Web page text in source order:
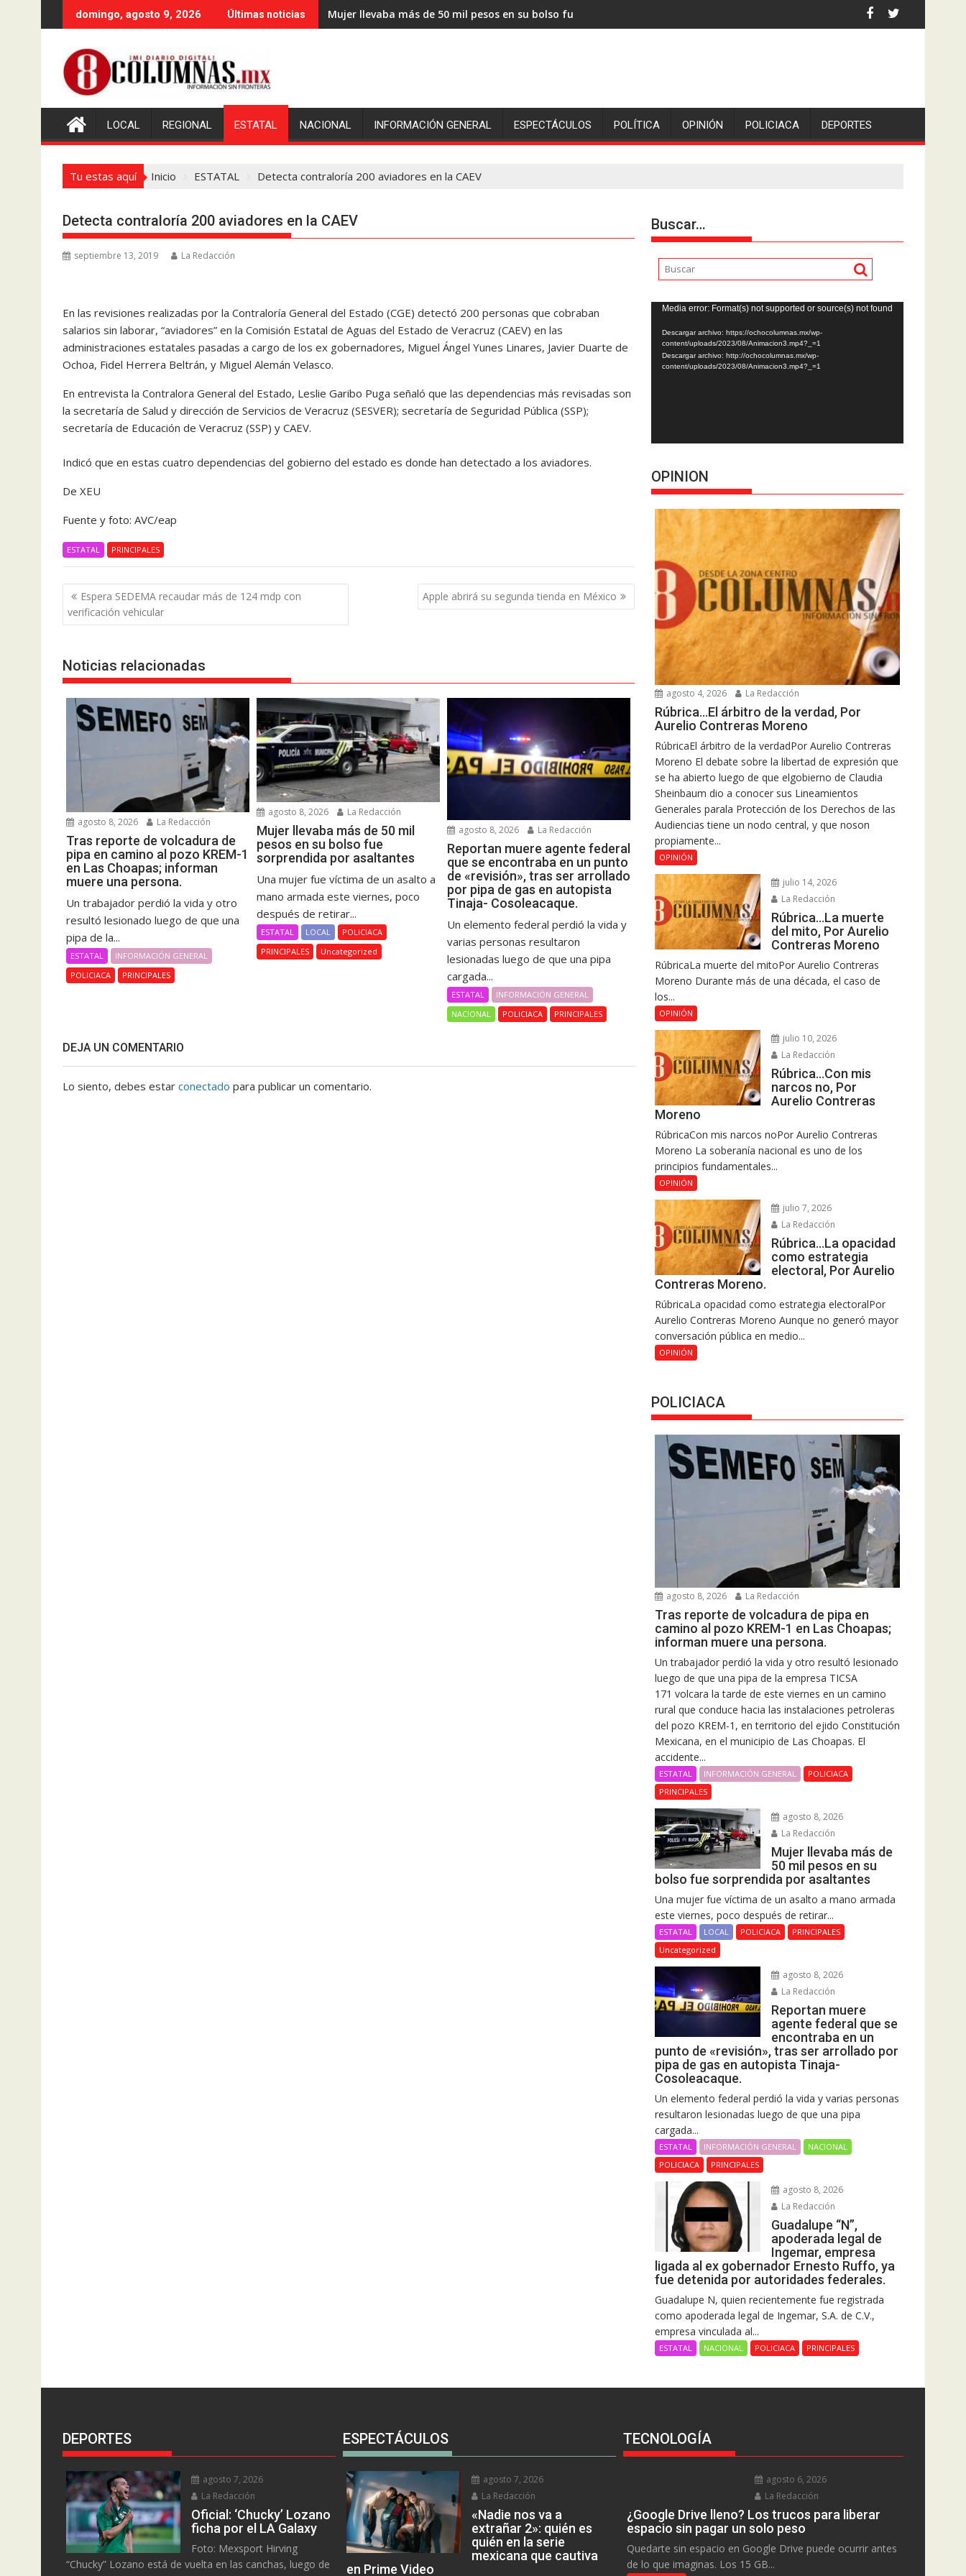
al
domingo, agosto 9, 2026 Últimas noticias Mujer llevaba más de 50 mil pesos en su bolso fue sorprendida por asaltantes
LOCAL REGIONAL ESTATAL NACIONAL INFORMACIÓN GENERAL ESPECTÁCULOS POLÍTICA OPINIÓN POLICIACA DEPORTES
Tu estas aquí Inicio ESTATAL Detecta contraloría 200 aviadores en la CAEV
Detecta contraloría 200 aviadores en la CAEV
septiembre 13, 2019 La Redacción
En las revisiones realizadas por la Contraloría General del Estado (CGE) detectó 200 personas que cobraban
salarios sin laborar, “aviadores” en la Comisión Estatal de Aguas del Estado de Veracruz (CAEV) en las
administraciones estatales pasadas a cargo de los ex gobernadores, Miguel Ángel Yunes Linares, Javier Duarte de
Ochoa, Fidel Herrera Beltrán, y Miguel Alemán Velasco.
En entrevista la Contralora General del Estado, Leslie Garibo Puga señaló que las dependencias más revisadas son
la secretaría de Salud y dirección de Servicios de Veracruz (SESVER); secretaría de Seguridad Pública (SSP);
secretaría de Educación de Veracruz (SSP) y CAEV.
Indicó que en estas cuatro dependencias del gobierno del estado es donde han detectado a los aviadores.
De XEU
Fuente y foto: AVC/eap
ESTATAL PRINCIPALES
Navegación
de
entradas
Espera SEDEMA recaudar más de 124 mdp con
verificación vehicular
Apple abrirá su segunda tienda en México
Noticias relacionadas
agosto 8, 2026 La Redacción
Tras reporte de volcadura de
pipa en camino al pozo KREM-1
en Las Choapas; informan
muere una persona.
Un trabajador perdió la vida y otro
resultó lesionado luego de que una
pipa de la...
ESTATAL
INFORMACIÓN GENERAL
POLICIACA
PRINCIPALES
agosto 8, 2026 La Redacción
Mujer llevaba más de 50 mil
pesos en su bolso fue
sorprendida por asaltantes
Una mujer fue víctima de un asalto a
mano armada este viernes, poco
después de retirar...
ESTATAL LOCAL
POLICIACA
PRINCIPALES
Uncategorized
agosto 8, 2026 La Redacción
Reportan muere agente federal
que se encontraba en un punto
de «revisión», tras ser arrollado
por pipa de gas en autopista
Tinaja- Cosoleacaque.
Un elemento federal perdió la vida y
varias personas resultaron
lesionadas luego de que una pipa
cargada...
ESTATAL
INFORMACIÓN GENERAL
NACIONAL
POLICIACA PRINCIPALES
DEJA UN COMENTARIO
Lo siento, debes estar conectado para publicar un comentario.
Buscar…
Reproductor
de
vídeo
Media error: Format(s) not supported or source(s) not found
Descargar archivo: https://ochocolumnas.mx/wp-
content/uploads/2023/08/Animacion3.mp4?_=1
Descargar archivo: http://ochocolumnas.mx/wp-
content/uploads/2023/08/Animacion3.mp4?_=1
OPINION
agosto 4, 2026 La Redacción
Rúbrica…El árbitro de la verdad, Por
Aurelio Contreras Moreno
RúbricaEl árbitro de la verdadPor Aurelio Contreras
Moreno El debate sobre la libertad de expresión que
se ha abierto luego de que elgobierno de Claudia
Sheinbaum dio a conocer sus Lineamientos
Generales parala Protección de los Derechos de las
Audiencias tiene un nodo central, y que noson
propiamente...
OPINIÓN
julio 14, 2026
La Redacción
Rúbrica…La muerte
del mito, Por Aurelio
Contreras Moreno
RúbricaLa muerte del mitoPor Aurelio Contreras
Moreno Durante más de una década, el caso de
los...
OPINIÓN
julio 10, 2026
La Redacción
Rúbrica…Con mis
narcos no, Por
Aurelio Contreras
Moreno
RúbricaCon mis narcos noPor Aurelio Contreras
Moreno La soberanía nacional es uno de los
principios fundamentales...
OPINIÓN
julio 7, 2026
La Redacción
Rúbrica…La opacidad
como estrategia
electoral, Por Aurelio
Contreras Moreno.
RúbricaLa opacidad como estrategia electoralPor
Aurelio Contreras Moreno Aunque no generó mayor
conversación pública en medio...
OPINIÓN
POLICIACA
agosto 8, 2026 La Redacción
Tras reporte de volcadura de pipa en
camino al pozo KREM-1 en Las Choapas;
informan muere una persona.
Un trabajador perdió la vida y otro resultó lesionado
luego de que una pipa de la empresa TICSA
171 volcara la tarde de este viernes en un camino
rural que conduce hacia las instalaciones petroleras
del pozo KREM-1, en territorio del ejido Constitución
Mexicana, en el municipio de Las Choapas. El
accidente...
ESTATAL INFORMACIÓN GENERAL
POLICIACA
PRINCIPALES
agosto 8, 2026
La Redacción
Mujer llevaba más de
50 mil pesos en su
bolso fue sorprendida por asaltantes
Una mujer fue víctima de un asalto a mano armada
este viernes, poco después de retirar...
ESTATAL LOCAL POLICIACA
PRINCIPALES
Uncategorized
agosto 8, 2026
La Redacción
Reportan muere
agente federal que se
encontraba en un
punto de «revisión», tras ser arrollado por
pipa de gas en autopista Tinaja-
Cosoleacaque.
Un elemento federal perdió la vida y varias personas
resultaron lesionadas luego de que una pipa
cargada...
ESTATAL INFORMACIÓN GENERAL
NACIONAL
POLICIACA
PRINCIPALES
agosto 8, 2026
La Redacción
Guadalupe “N”,
apoderada legal de
Ingemar, empresa
ligada al ex gobernador Ernesto Ruffo, ya
fue detenida por autoridades federales.
Guadalupe N, quien recientemente fue registrada
como apoderada legal de Ingemar, S.A. de C.V.,
empresa vinculada al...
ESTATAL NACIONAL POLICIACA PRINCIPALES
DEPORTES
agosto 7, 2026
La Redacción
Oficial: ‘Chucky’ Lozano
ficha por el LA Galaxy
Foto: Mexsport Hirving
“Chucky” Lozano está de vuelta en las canchas, luego de
ESPECTÁCULOS
agosto 7, 2026
La Redacción
«Nadie nos va a
extrañar 2»: quién es
quién en la serie
mexicana que cautiva
en Prime Video
TECNOLOGÍA
agosto 6, 2026
La Redacción
¿Google Drive lleno? Los trucos para liberar
espacio sin pagar un solo peso
Quedarte sin espacio en Google Drive puede ocurrir antes
de lo que imaginas. Los 15 GB...